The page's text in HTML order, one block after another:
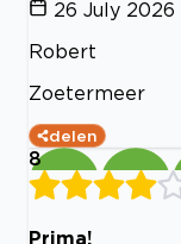
26 July 2026
Robert
Zoetermeer
delen
8
Prima!